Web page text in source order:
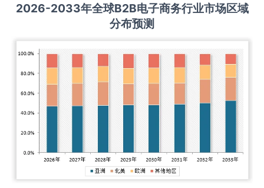
2026-2033年全球B2B电子商务行业市场区域
分布预测